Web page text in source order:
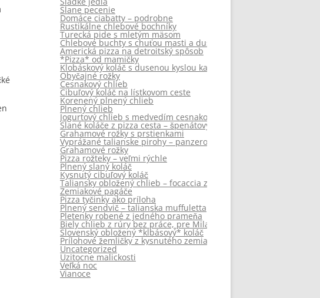
Slane pecenie
Domáce ciabatty – podrobne
Rustikálne chlebové bochníky
Turecká pide s mletým mäsom
Chlebové buchty s chuťou masti a dusenej cibule
Americká pizza na detroitský spôsob
*Pizza* od mamičky
Klobáskový koláč s dusenou kyslou kapustou
Obyčajné rožky
Cesnakový chlieb
Cibuľový koláč na lístkovom ceste
Korenený plnený chlieb
Plnený chlieb
Jogurtový chlieb s medvedím cesnakom
Slané koláče z pizza cesta – špenátový a vaječný (frittata)
Grahamové rožky s prstienkami
Vyprážané talianske pirohy – panzerotti
Grahamové rožky
Pizza rožteky – veľmi rýchle
Plnený slaný koláč
Kysnutý cibuľový koláč
Taliansky obložený chlieb – focaccia zo zemiakoveho cesta
Zemiakové pagáče
Pizza tyčinky ako príloha
Plnený sendvič – talianska muffuletta
Pletenky robené z jedného prameňa
Biely chlieb z rúry bez práce, pre Milana
Slovenský obložený *klbásový* koláč
Prílohové žemličky z kysnutého zemiakového cesta a klobásky
Uncategorized
Uzitocne malickosti
Veľká noc
Vianoce